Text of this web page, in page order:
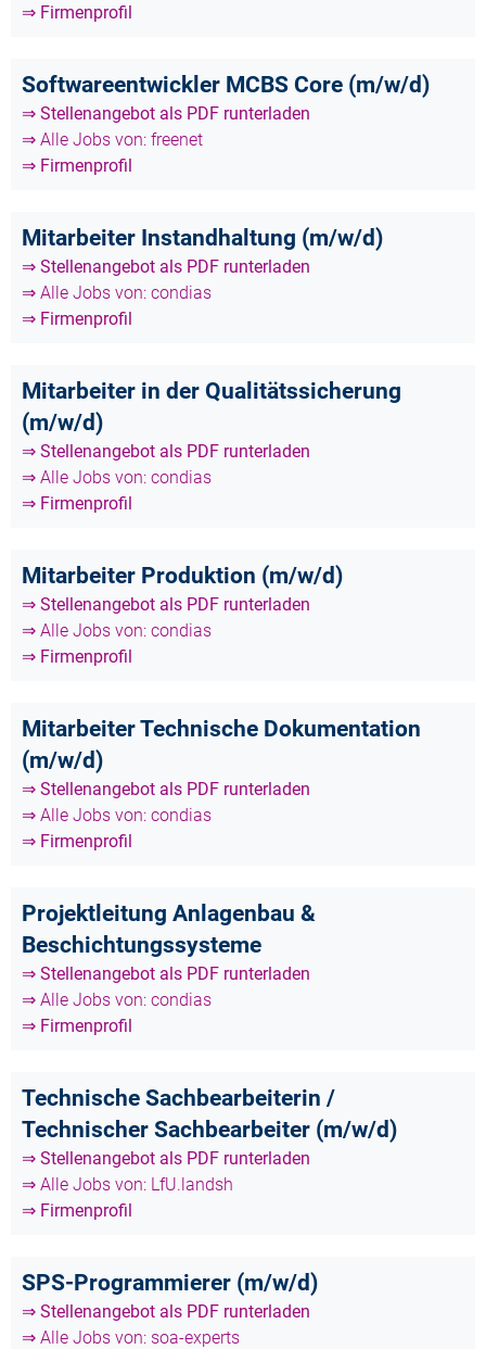
⇒ Firmenprofil
Softwareentwickler MCBS Core (m/w/d)
⇒ Stellenangebot als PDF runterladen
⇒ Alle Jobs von: freenet
⇒ Firmenprofil
Mitarbeiter Instandhaltung (m/w/d)
⇒ Stellenangebot als PDF runterladen
⇒ Alle Jobs von: condias
⇒ Firmenprofil
Mitarbeiter in der Qualitätssicherung
(m/w/d)
⇒ Stellenangebot als PDF runterladen
⇒ Alle Jobs von: condias
⇒ Firmenprofil
Mitarbeiter Produktion (m/w/d)
⇒ Stellenangebot als PDF runterladen
⇒ Alle Jobs von: condias
⇒ Firmenprofil
Mitarbeiter Technische Dokumentation
(m/w/d)
⇒ Stellenangebot als PDF runterladen
⇒ Alle Jobs von: condias
⇒ Firmenprofil
Projektleitung Anlagenbau &
Beschichtungssysteme
⇒ Stellenangebot als PDF runterladen
⇒ Alle Jobs von: condias
⇒ Firmenprofil
Technische Sachbearbeiterin /
Technischer Sachbearbeiter (m/w/d)
⇒ Stellenangebot als PDF runterladen
⇒ Alle Jobs von: LfU.landsh
⇒ Firmenprofil
SPS-Programmierer (m/w/d)
⇒ Stellenangebot als PDF runterladen
⇒ Alle Jobs von: soa-experts